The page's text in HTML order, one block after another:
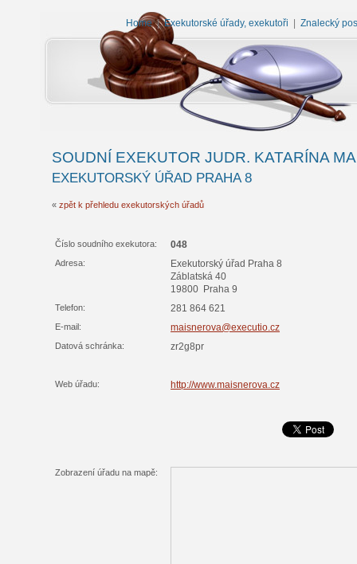
Home|Exekutorské úřady, exekutoři Znalecký
SOUDNÍ EXEKUTOR JUDR. KATARÍNA
EXEKUTORSKÝ ÚŘAD PRAHA 8
« zpět k přehledu exekutorských úřadů
Číslo soudního exekutora: 048
Adresa:
Exekutorský úřad Praha 8
Záblatská 40
19800 Praha 9
Telefon: 281 864 621
E-mail: maisnerova@executio.cz
Datová schránka: zr2g8pr
Web úřadu: http://www.maisnerova.cz
Zobrazení úřadu na mapě: